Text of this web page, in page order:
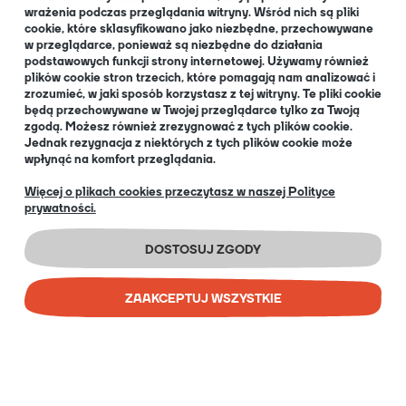
O NAS
O nas
Informacja dla Klubów
Blog
+48 32 334 85 38
EN
COPYRIGHT © 2026 PORTAL GAMES SP. Z O.O.
wrażenia podczas przeglądania witryny. Wśród nich są pliki
cookie, które sklasyfikowano jako niezbędne, przechowywane
w przeglądarce, ponieważ są niezbędne do działania
podstawowych funkcji strony internetowej. Używamy również
plików cookie stron trzecich, które pomagają nam analizować i
zrozumieć, w jaki sposób korzystasz z tej witryny. Te pliki cookie
będą przechowywane w Twojej przeglądarce tylko za Twoją
zgodą. Możesz również zrezygnować z tych plików cookie.
Jednak rezygnacja z niektórych z tych plików cookie może
wpłynąć na komfort przeglądania.
Więcej o plikach cookies przeczytasz w naszej Polityce
prywatności.
DOSTOSUJ ZGODY
ZAAKCEPTUJ WSZYSTKIE